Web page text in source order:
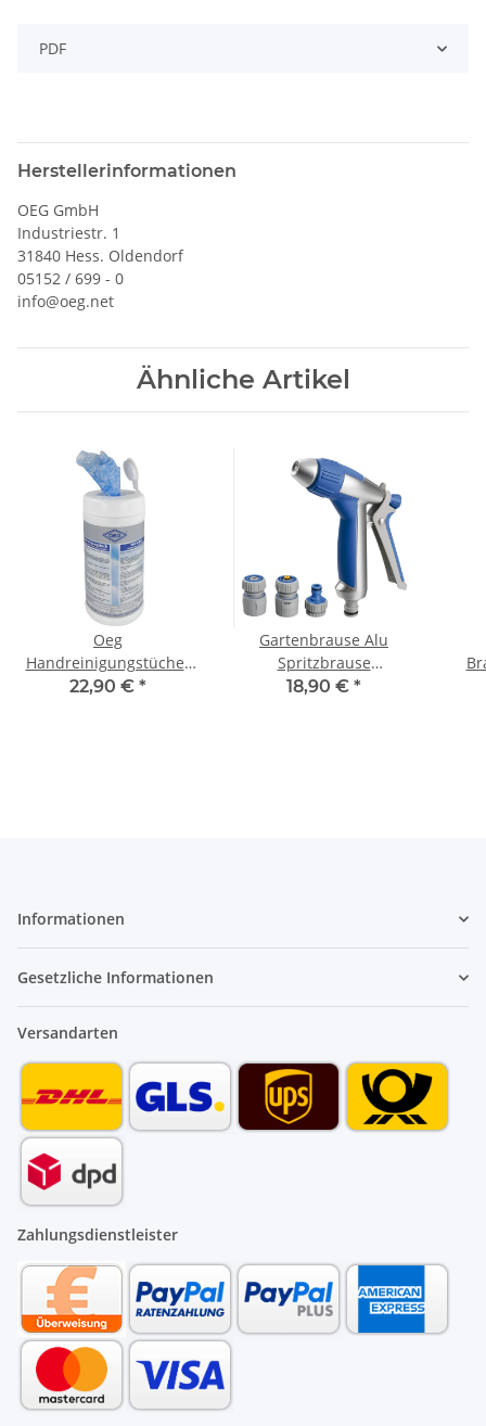
PDF
Herstellerinformationen
OEG GmbH
Industriestr. 1
31840 Hess. Oldendorf
05152 / 699 - 0
info@oeg.net
Ähnliche Artikel
Oeg
Handreinigungstücher
Reinigungstücher 75
22,90 € *
Gartenbrause Alu
Spritzbrause
Sprühpistole stufenlos
18,90 € *
Informationen
Gesetzliche Informationen
Versandarten
Zahlungsdienstleister